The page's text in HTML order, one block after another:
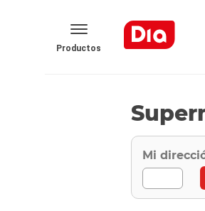
Productos
Mi